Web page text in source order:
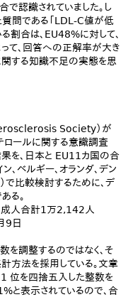
で認識されていました。し
質問である「LDL-C値が低
割合は、EU48%に対して、
て、回答への正解率が大き
関する知識不足の実態を思
Society）が
ロールに関する意識調査
を、日本と EU11カ国の合
ン、ベルギー、オランダ、デン
）で比較検討するために、デ
る。
成人合計1万2,142人
9日
を調整するのではなく、そ
方法を採用している。文章
1 位を四捨五入した整数を
と表示されているので、合